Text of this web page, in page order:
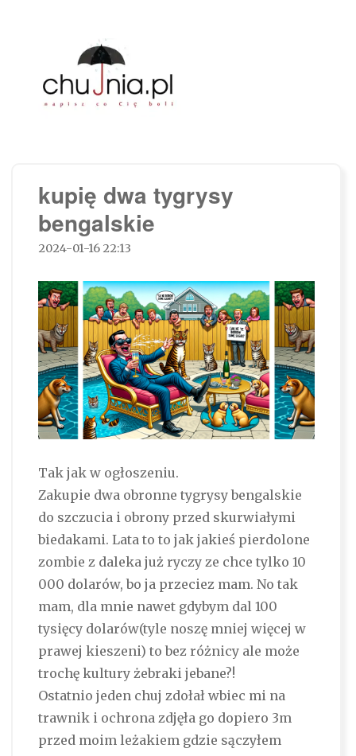
kupię dwa tygrysy
bengalskie
2024-01-16 22:13
Tak jak w ogłoszeniu.
Zakupie dwa obronne tygrysy bengalskie
do szczucia i obrony przed skurwiałymi
biedakami. Lata to to jak jakieś pierdolone
zombie z daleka już ryczy ze chce tylko 10
000 dolarów, bo ja przeciez mam. No tak
mam, dla mnie nawet gdybym dal 100
tysięcy dolarów(tyle noszę mniej więcej w
prawej kieszeni) to bez różnicy ale może
trochę kultury żebraki jebane?!
Ostatnio jeden chuj zdołał wbiec mi na
trawnik i ochrona zdjęła go dopiero 3m
przed moim leżakiem gdzie sączyłem